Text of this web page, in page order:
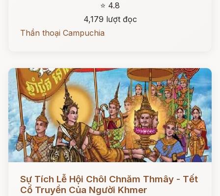
⭐ 4.8
4,179 lượt đọc
Thần thoại Campuchia
Sự Tích Lễ Hội Chôl Chnăm Thmây - Tết
Cổ Truyền Của Người Khmer